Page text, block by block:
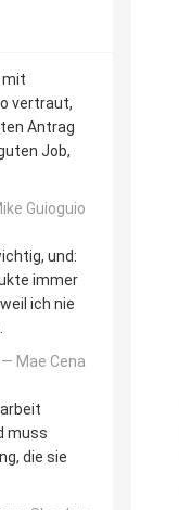
mit
vertraut,
Antrag
Job,
Guioguio
und:
immer
ich nie
Mae Cena
muss
die sie